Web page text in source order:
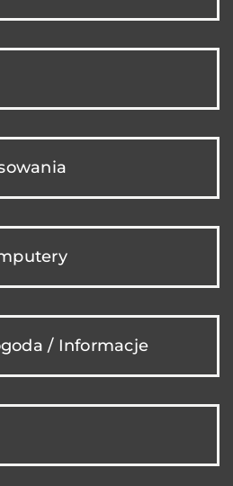
/ Informacje